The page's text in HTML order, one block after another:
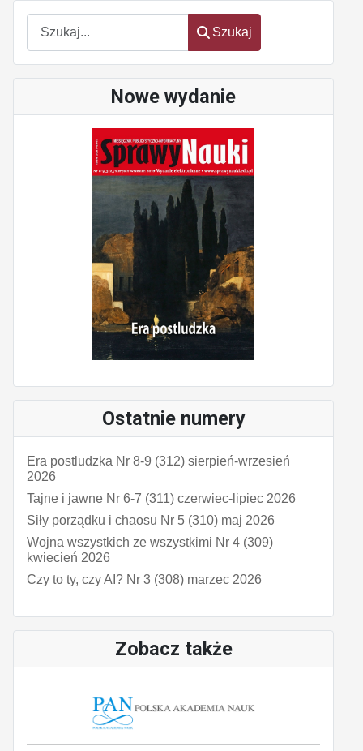
Szukaj
Szukaj
Nowe wydanie
Ostatnie numery
Era postludzka Nr 8-9 (312) sierpień-wrzesień
2026
Tajne i jawne Nr 6-7 (311) czerwiec-lipiec 2026
Siły porządku i chaosu Nr 5 (310) maj 2026
Wojna wszystkich ze wszystkimi Nr 4 (309)
kwiecień 2026
Czy to ty, czy AI? Nr 3 (308) marzec 2026
Zobacz także